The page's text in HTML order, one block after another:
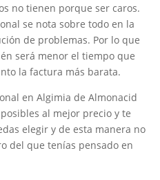
no tienen porque ser caros.
se nota sobre todo en la
de problemas. Por lo que
será menor el tiempo que
la factura más barata.
en Algimia de Almonacid
al mejor precio y te
elegir y de esta manera no
del que tenías pensado en